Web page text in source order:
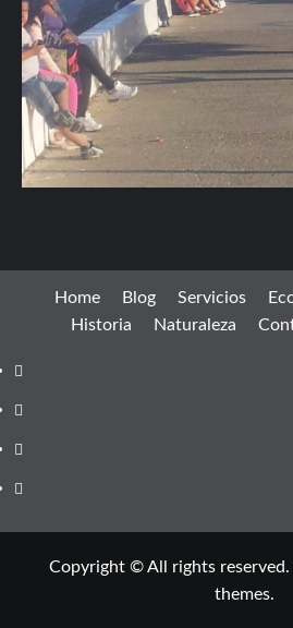
Home Blog Servicios
Historia
Naturaleza
Facebook
instagram
twitter
youtube
Copyright © All rights reserved.
themes.